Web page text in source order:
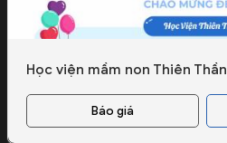
Học viện mầm non Thiên Thần
Báo giá